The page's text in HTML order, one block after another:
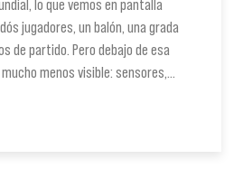
lo que vemos en pantalla
jugadores, un balón, una grada
de partido. Pero debajo de esa
menos visible: sensores,…